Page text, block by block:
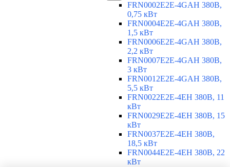
FRN0002E2E-4GAH 380В,
0,75 кВт
FRN0004E2E-4GAH 380В,
1,5 кВт
FRN0006E2E-4GAH 380В,
2,2 кВт
FRN0007E2E-4GAH 380В,
3 кВт
FRN0012E2E-4GAH 380В,
5,5 кВт
FRN0022E2E-4EH 380В, 11
кВт
FRN0029E2E-4EH 380В, 15
кВт
FRN0037E2E-4EH 380В,
18,5 кВт
FRN0044E2E-4EH 380В, 22
кВт